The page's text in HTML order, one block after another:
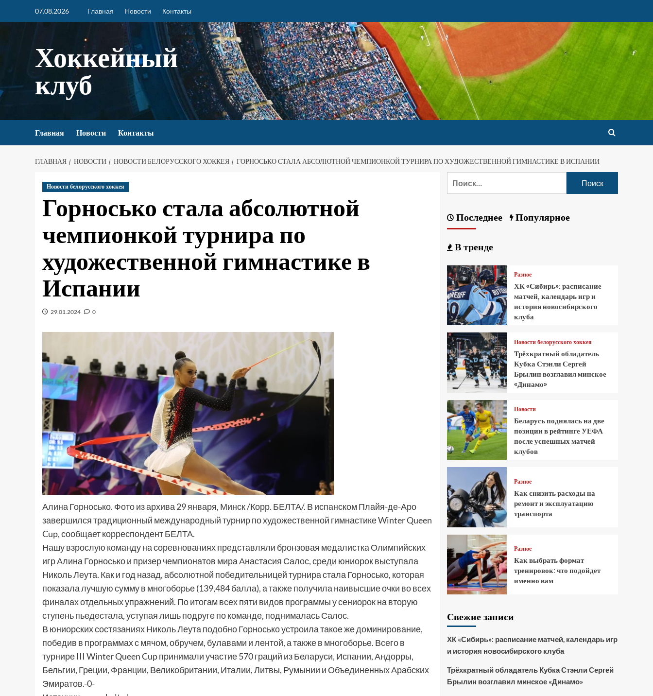
07.08.2026 Главная Новости Контакты
Хоккейный
клуб
Главная Новости Контакты
ГЛАВНАЯ НОВОСТИ НОВОСТИ БЕЛОРУССКОГО ХОККЕЯ ГОРНОСЬКО СТАЛА АБСОЛЮТНОЙ ЧЕМПИОНКОЙ ТУРНИРА ПО ХУДОЖЕСТВЕННОЙ ГИМНАСТИКЕ В ИСПАНИИ
Новости белорусского хоккея
Горносько стала абсолютной
чемпионкой турнира по
художественной гимнастике в
Испании
29.01.2024 0
Алина Горносько. Фото из архива 29 января, Минск /Корр. БЕЛТА/. В испанском Плайя-де-Аро
завершился традиционный международный турнир по художественной гимнастике Winter Queen
Cup, сообщает корреспондент БЕЛТА.
Нашу взрослую команду на соревнованиях представляли бронзовая медалистка Олимпийских
игр Алина Горносько и призер чемпионатов мира Анастасия Салос, среди юниорок выступала
Николь Леута. Как и год назад, абсолютной победительницей турнира стала Горносько, которая
показала лучшую сумму в многоборье (139,484 балла), а также получила наивысшие очки во всех
финалах отдельных упражнений. По итогам всех пяти видов программы у сениорок на вторую
ступень пьедестала, уступая лишь подруге по команде, поднималась Салос.
В юниорских состязаниях Николь Леута подобно Горносько устроила такое же доминирование,
победив в программах с мячом, обручем, булавами и лентой, а также в многоборье. Всего в
турнире III Winter Queen Cup принимали участие 570 граций из Беларуси, Испании, Андорры,
Бельгии, Греции, Франции, Великобритании, Италии, Литвы, Румынии и Объединенных Арабских
Эмиратов.-0-
Последнее Популярное
В тренде
Разное
ХК «Сибирь»: расписание
матчей, календарь игр и
история новосибирского
клуба
Новости белорусского хоккея
Трёхкратный обладатель
Кубка Стэнли Сергей
Брылин возглавил минское
«Динамо»
Новости
Беларусь поднялась на две
позиции в рейтинге УЕФА
после успешных матчей
клубов
Разное
Как снизить расходы на
ремонт и эксплуатацию
транспорта
Разное
Как выбрать формат
тренировок: что подойдет
именно вам
Свежие записи
ХК «Сибирь»: расписание матчей, календарь игр
и история новосибирского клуба
Трёхкратный обладатель Кубка Стэнли Сергей
Брылин возглавил минское «Динамо»